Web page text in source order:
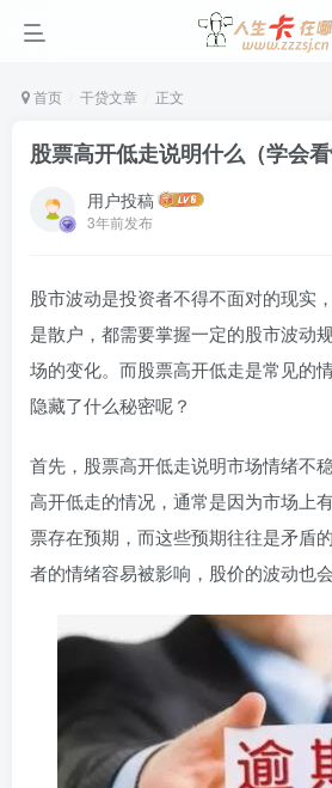
首页 干贷文章 正文
股票高开低走说明什么（学会
用户投稿
3年前发布
股市波动是投资者不得不面对的现实
是散户，都需要掌握一定的股市波动
场的变化。而股票高开低走是常见的
隐藏了什么秘密呢？
首先，股票高开低走说明市场情绪不
高开低走的情况，通常是因为市场上
票存在预期，而这些预期往往是矛盾
者的情绪容易被影响，股价的波动也会